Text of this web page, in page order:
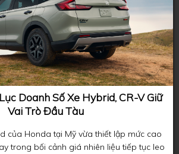
Doanh Số Xe Hybrid, CR-V Giữ
Vai Trò Đầu Tàu
của Honda tại Mỹ vừa thiết lập mức cao
trong bối cảnh giá nhiên liệu tiếp tục leo